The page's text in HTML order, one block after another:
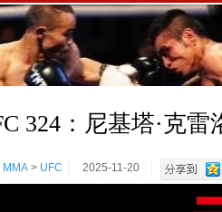
324：尼基塔·克
MMA > UFC 2025-11-20